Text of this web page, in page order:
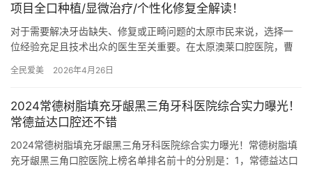
项目全口种植/显微治疗/个性化修复全解读！
对于需要解决牙齿缺失、修复或正畸问题的太原市民来说，选择一
位经验充足且技术出众的医生至关重要。在太原澳莱口腔医院，曹
师，以全…
全民爱美 2026年4月26日
2024常德树脂填充牙龈黑三角牙科医院综合实力曝光！
常德益达口腔还不错
2024常德树脂填充牙龈黑三角牙科医院综合实力曝光！常德树脂填
充牙龈黑三角口腔医院上榜名单排名前十的分别是：1，常德益达口